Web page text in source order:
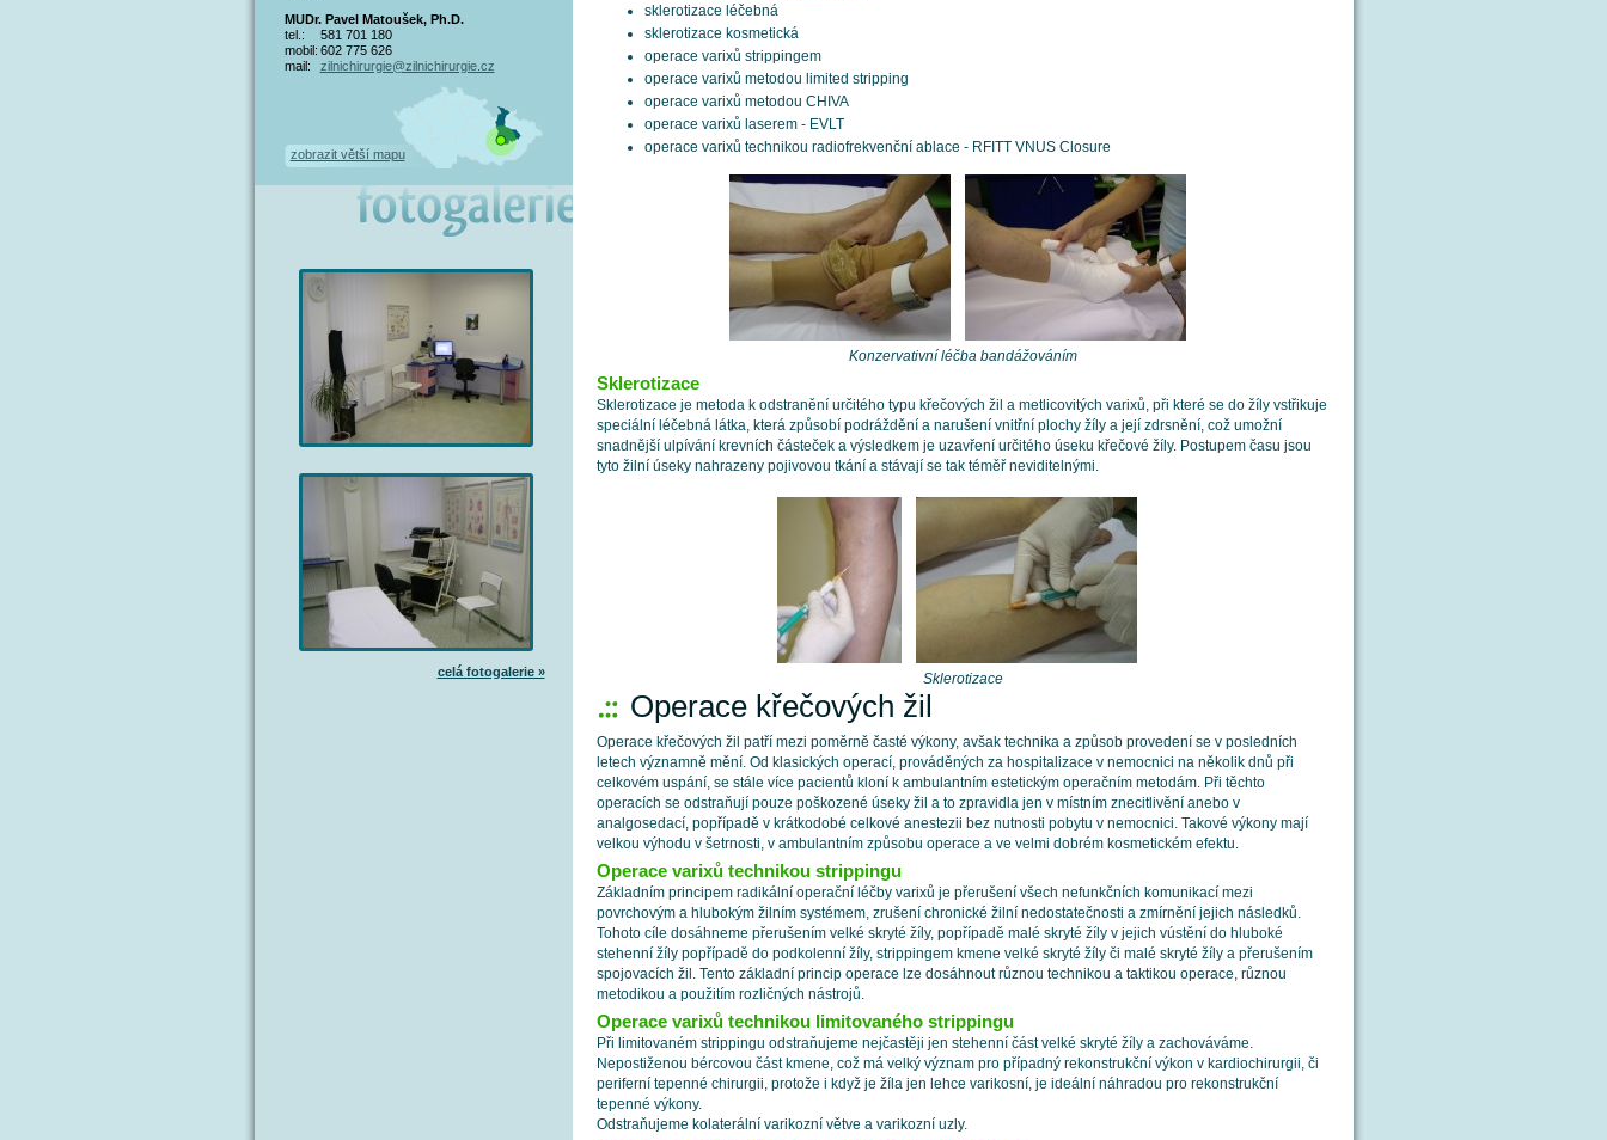
MUDr. Pavel Matoušek, Ph.D.
tel.:
581 701 180
mobil: 602 775 626
mail:
zilnichirurgie@zilnichirurgie.cz
zobrazit větší mapu
sklerotizace léčebná
sklerotizace kosmetická
operace varixů strippingem
operace varixů metodou limited stripping
operace varixů metodou CHIVA
operace varixů laserem - EVLT
operace varixů technikou radiofrekvenční ablace - RFITT VNUS Closure
Konzervativní léčba bandážováním
Sklerotizace
Sklerotizace je metoda k odstranění určitého typu křečových žil a metlicovitých varixů, při které se do žíly vstřikuje
speciální léčebná látka, která způsobí podráždění a narušení vnitřní plochy žíly a její zdrsnění, což umožní
snadnější ulpívání krevních částeček a výsledkem je uzavření určitého úseku křečové žíly. Postupem času jsou
tyto žilní úseky nahrazeny pojivovou tkání a stávají se tak téměř neviditelnými.
Sklerotizace
Operace křečových žil
Operace křečových žil patří mezi poměrně časté výkony, avšak technika a způsob provedení se v posledních
letech významně mění. Od klasických operací, prováděných za hospitalizace v nemocnici na několik dnů při
celkovém uspání, se stále více pacientů kloní k ambulantním estetickým operačním metodám. Při těchto
operacích se odstraňují pouze poškozené úseky žil a to zpravidla jen v místním znecitlivění anebo v
analgosedací, popřípadě v krátkodobé celkové anestezii bez nutnosti pobytu v nemocnici. Takové výkony mají
velkou výhodu v šetrnosti, v ambulantním způsobu operace a ve velmi dobrém kosmetickém efektu.
Operace varixů technikou strippingu
Základním principem radikální operační léčby varixů je přerušení všech nefunkčních komunikací mezi
povrchovým a hlubokým žilním systémem, zrušení chronické žilní nedostatečnosti a zmírnění jejich následků.
Tohoto cíle dosáhneme přerušením velké skryté žíly, popřípadě malé skryté žíly v jejich vústění do hluboké
stehenní žíly popřípadě do podkolenní žíly, strippingem kmene velké skryté žíly či malé skryté žíly a přerušením
spojovacích žil. Tento základní princip operace lze dosáhnout různou technikou a taktikou operace, různou
metodikou a použitím rozličných nástrojů.
Operace varixů technikou limitovaného strippingu
Při limitovaném strippingu odstraňujeme nejčastěji jen stehenní část velké skryté žíly a zachováváme.
Nepostiženou bércovou část kmene, což má velký význam pro případný rekonstrukční výkon v kardiochirurgii, či
periferní tepenné chirurgii, protože i když je žíla jen lehce varikosní, je ideální náhradou pro rekonstrukční
tepenné výkony.
Odstraňujeme kolaterální varikozní větve a varikozní uzly.
celá fotogalerie »